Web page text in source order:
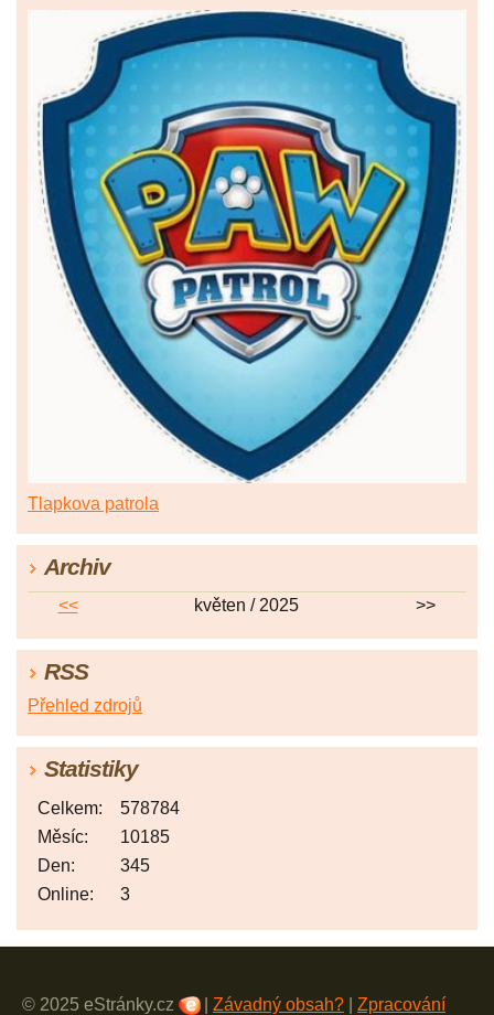
Tlapkova patrola
Archiv
<< květen / 2025 >>
RSS
Přehled zdrojů
Statistiky
Online: 3
Celkem:
578784
Měsíc:
10185
Den:
345
© 2025 eStránky.cz Závadný obsah? Zpracování